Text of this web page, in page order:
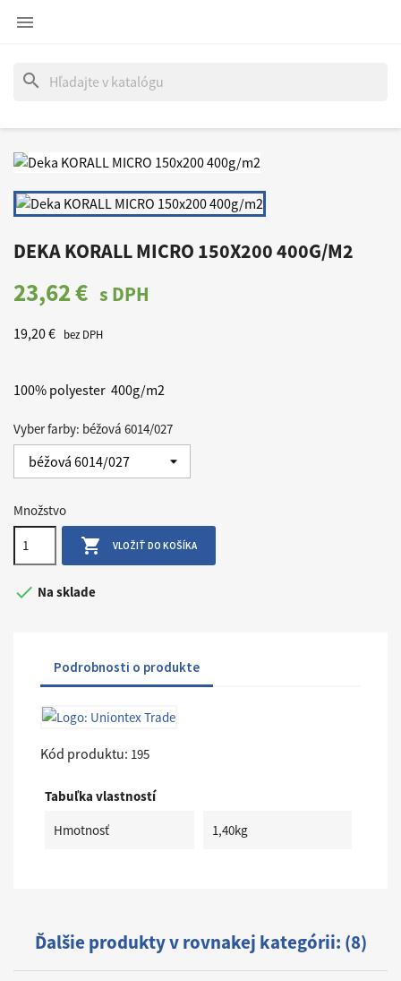

search
DEKA KORALL MICRO 150X200 400G/M2
23,62 € s DPH
19,20 € bez DPH
100% polyester 400g/m2
Vyber farby: béžová 6014/027
Množstvo
 VLOŽIŤ DO KOŠÍKA
 Na sklade
Podrobnosti o produkte
Kód produktu: 195
Tabuľka vlastností
Hmotnosť
1,40kg
Ďalšie produkty v rovnakej kategórii: (8)